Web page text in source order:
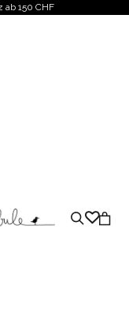
ab 150 CHF
Suche